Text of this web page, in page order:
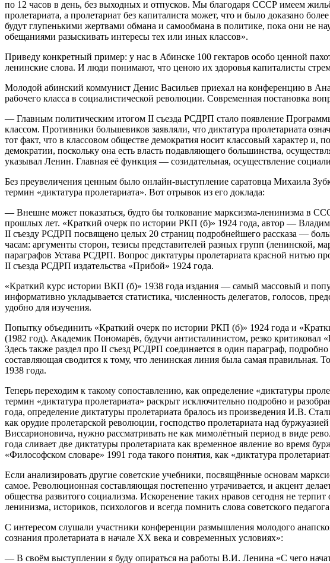
по 12 часов в день, без выходных и отпусков. Мы благодаря СССР имеем
пролетариата, а пролетариат без капиталиста может, что и было доказано
будут глупенькими жертвами обмана и самообмана в политике, пока они не
обещаниями разыскивать интересы тех или иных классов».
Приведу конкретный пример: у нас в Абинске 100 гектаров особо ценной
ленинские слова. И люди понимают, что ценою их здоровья капиталисты
Молодой абинский коммунист Денис Васильев приехал на конференцию в
рабочего класса в социалистической революции. Современная постановка
— Главным политическим итогом II съезда РСДРП стало появление
классом. Противники большевиков заявляли, что диктатура пролетариата
тот факт, что в классовом обществе демократия носит классовый характер и,
демократии, поскольку она есть власть подавляющего большинства,
указывал Ленин. Главная её функция — созидательная, осуществление
Без преувеличения ценным было онлайн-выступление саратовца Михаила
термин «диктатура пролетариата». Вот отрывок из его доклада:
— Внешне может показаться, будто бы толкование марксизма-ленинизма в
прошлых лет. «Краткий очерк по истории РКП (б)» 1924 года, автор —
II съезду РСДРП посвящено целых 20 страниц подробнейшего рассказа —
часам: аргументы сторон, тезисы представителей разных групп (ленинской,
параграфов Устава РСДРП. Вопрос диктатуры пролетариата красной нитью
II съезда РСДРП издательства «Прибой» 1924 года.
«Краткий курс истории ВКП (б)» 1938 года издания — самый массовый и
информативно укладывается статистика, численность делегатов, голосов,
удобно для изучения.
Попытку объединить «Краткий очерк по истории РКП (б)» 1924 года и
(1982 год). Академик Пономарёв, будучи антисталинистом, резко
Здесь также раздел про II съезд РСДРП соединяется в один параграф,
составляющая сводится к тому, что ленинская линия была самая
1938 года.
Теперь переходим к такому сопоставлению, как определение «диктатуры
термин «диктатура пролетариата» раскрыт исключительно подробно и
года, определение диктатуры пролетариата бралось из произведения И.В.
как орудие пролетарской революции, господство пролетариата над
Виссарионовича, нужно рассматривать не как мимолётный период в виде
года сливает две диктатуры пролетариата как временное явление во время
«Философском словаре» 1991 года такого понятия, как «диктатура
Если анализировать другие советские учебники, посвящённые основам
самое. Революционная составляющая постепенно утрачивается, и акцент
общества развитого социализма. Искоренение таких нравов сегодня не
ленинизма, историков, психологов и всегда помнить слова советского
С интересом слушали участники конференции размышления молодого
сознания пролетариата в начале ХХ века и современных условиях»:
— В своём выступлении я буду опираться на работы В.И. Ленина «С чего